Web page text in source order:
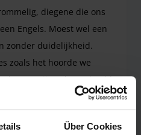
Über Cookies
diegene die ons
Engels. Moest wel een
zonder duidelijkheid.
zoals het hoorde we
vrij snel opgehaald.
en terugweg wel Met te
niet ver.